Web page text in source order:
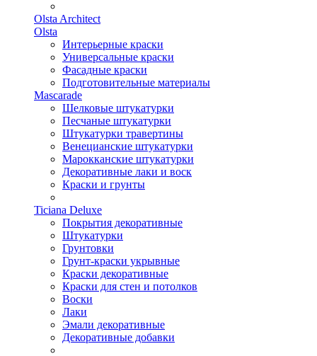
Olsta Architect
Olsta
Интерьерные краски
Универсальные краски
Фасадные краски
Подготовительные материалы
Mascarade
Шелковые штукатурки
Песчаные штукатурки
Штукатурки травертины
Венецианские штукатурки
Марокканские штукатурки
Декоративные лаки и воск
Краски и грунты
Ticiana Deluxe
Покрытия декоративные
Штукатурки
Грунтовки
Грунт-краски укрывные
Краски декоративные
Краски для стен и потолков
Воски
Лаки
Эмали декоративные
Декоративные добавки